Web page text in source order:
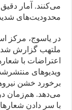
می‌کنند. آمار
محدودیت‌های
در یاسوج، مرکز
ملتهب گزارش
اعتراضات با
ویدیوهای
برخورد خشن
می‌دهد. هم‌زمان
با سر دادن